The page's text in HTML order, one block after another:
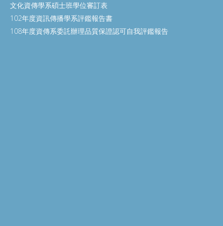
文化資傳學系碩士班學位審訂表
102年度資訊傳播學系評鑑報告書
108年度資傳系委託辦理品質保證認可自我評鑑報告